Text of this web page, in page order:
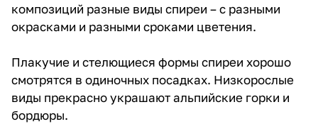
композиций разные виды спиреи – с разными
окрасками и разными сроками цветения.
Плакучие и стелющиеся формы спиреи хорошо
смотрятся в одиночных посадках. Низкорослые
виды прекрасно украшают альпийские горки и
бордюры.